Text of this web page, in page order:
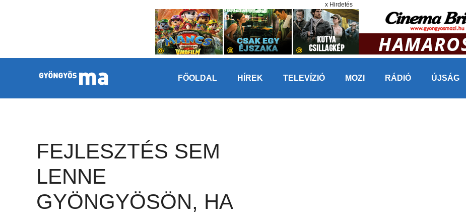
x Hirdetés
FŐOLDAL HÍREK TELEVÍZIÓ MOZI RÁDIÓ ÚJSÁG
FEJLESZTÉS SEM
LENNE
GYÖNGYÖSÖN, HA